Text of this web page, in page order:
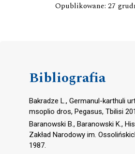
Opublikowane: 27
Bibliografia
Bakradze L., Germanul-karthuli
msoplio dros, Pegasus, Tbilisi
Baranowski B., Baranowski K.,
Zakład Narodowy im.
1987.